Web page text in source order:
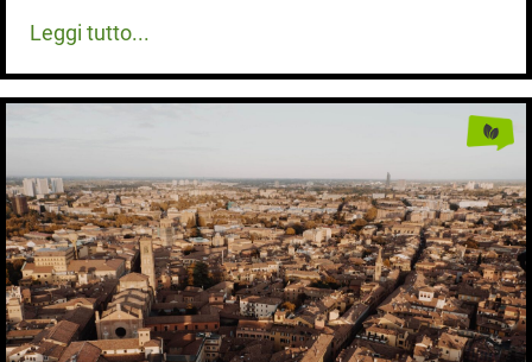
Leggi tutto...